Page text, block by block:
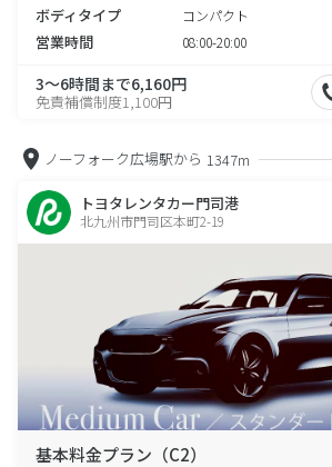
ボディタイプ コンパクト
営業時間 08:00-20:00
3～6時間まで6,160円
免責補償制度1,100円
ノーフォーク広場駅から 1347m
トヨタレンタカー門司港
北九州市門司区本町2-19
基本料金プラン（C2）